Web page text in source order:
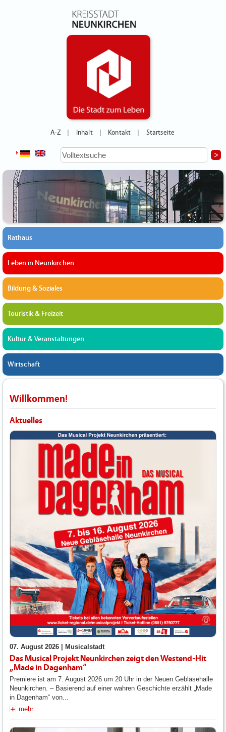
A-Z Inhalt Kontakt Startseite
Rathaus
Leben in Neunkirchen
Bildung & Soziales
Touristik & Freizeit
Kultur & Veranstaltungen
Wirtschaft
Willkommen!
Aktuelles
07. August 2026 | Musicalstadt
Das Musical Projekt Neunkirchen zeigt den Westend-Hit
„Made in Dagenham“
Premiere ist am 7. August 2026 um 20 Uhr in der Neuen Gebläsehalle
Neunkirchen. – Basierend auf einer wahren Geschichte erzählt „Made
in Dagenham“ von...
mehr